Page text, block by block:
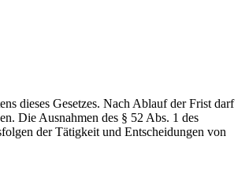
dieses Gesetzes. Nach Ablauf der Frist darf
Die Ausnahmen des § 52 Abs. 1 des
der Tätigkeit und Entscheidungen von